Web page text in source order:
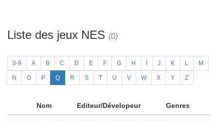
Liste des jeux NES (0)
0-9 A B C D E F G H J K L M
N O P Q R S T U V W X Y Z
Nom Editeur/Dévelopeur Genres